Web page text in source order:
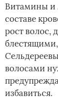
Витамины и
составе
рост волос,
волосами
избавиться.